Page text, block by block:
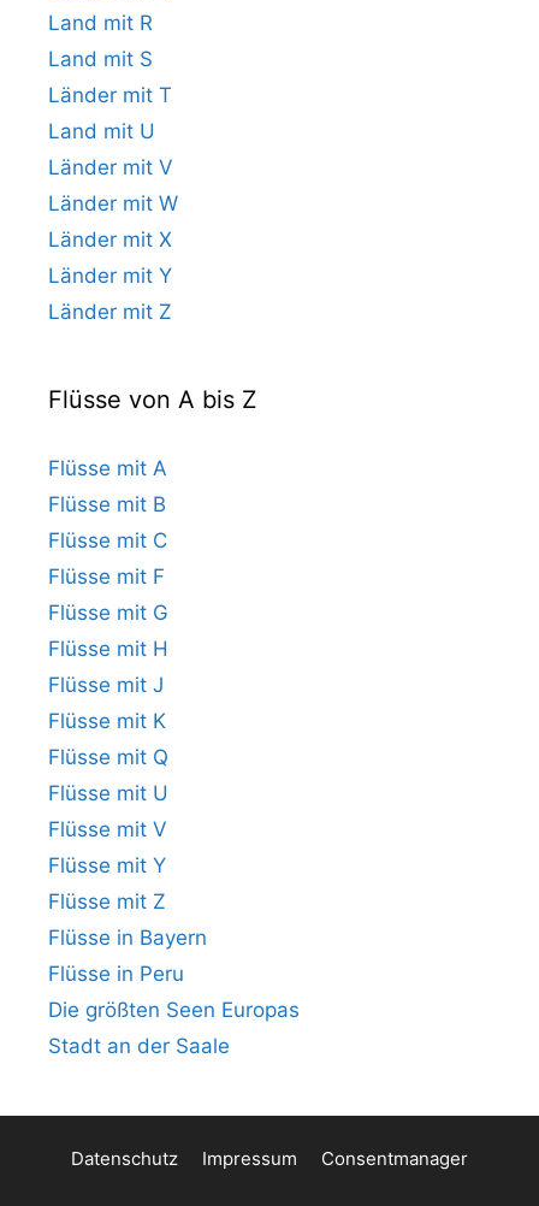
Land mit R
Land mit S
Länder mit T
Land mit U
Länder mit V
Länder mit W
Länder mit X
Länder mit Y
Länder mit Z
Flüsse von A bis Z
Flüsse mit A
Flüsse mit B
Flüsse mit C
Flüsse mit F
Flüsse mit G
Flüsse mit H
Flüsse mit J
Flüsse mit K
Flüsse mit Q
Flüsse mit U
Flüsse mit V
Flüsse mit Y
Flüsse mit Z
Flüsse in Bayern
Flüsse in Peru
Die größten Seen Europas
Stadt an der Saale
Datenschutz Impressum Consentmanager